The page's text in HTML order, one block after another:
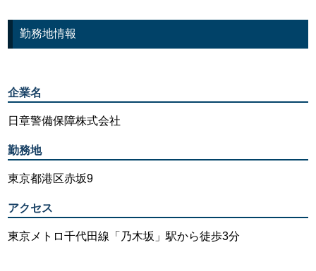
勤務地情報
企業名
日章警備保障株式会社
勤務地
東京都港区赤坂9
アクセス
東京メトロ千代田線「乃木坂」駅から徒歩3分